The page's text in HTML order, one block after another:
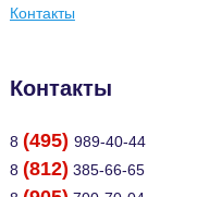
Контакты
Контакты
8 (495) 989-40-44
8 (812) 385-66-65